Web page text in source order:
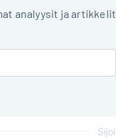
analyysit ja